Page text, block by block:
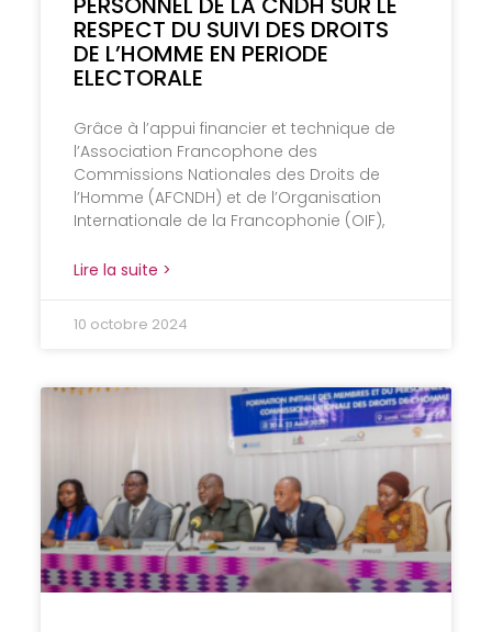
RESPECT DU SUIVI DES DROITS
DE L’HOMME EN PERIODE
ELECTORALE
Grâce à l’appui financier et technique de
l’Association Francophone des
Commissions Nationales des Droits de
l’Homme (AFCNDH) et de l’Organisation
Internationale de la Francophonie (OIF),
Lire la suite >
10 octobre 2024